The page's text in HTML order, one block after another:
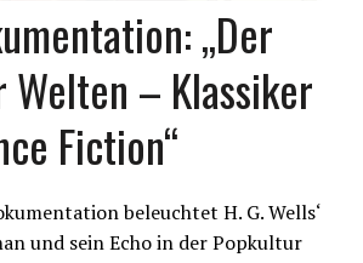
„Der
Welten – Klassiker
Fiction“
beleuchtet H. G. Wells‘
und sein Echo in der Popkultur